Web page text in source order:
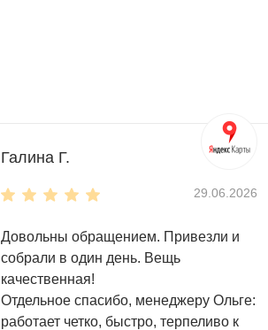
Галина Г.
29.06.2026
Довольны обращением. Привезли и
собрали в один день. Вещь
качественная!
Отдельное спасибо, менеджеру Ольге:
работает четко, быстро, терпеливо к